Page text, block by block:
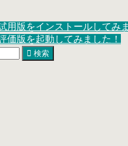
用版をインストールしてみ
価版を起動してみました！
検索